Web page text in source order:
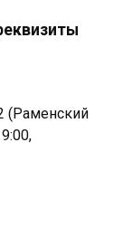
(Раменский